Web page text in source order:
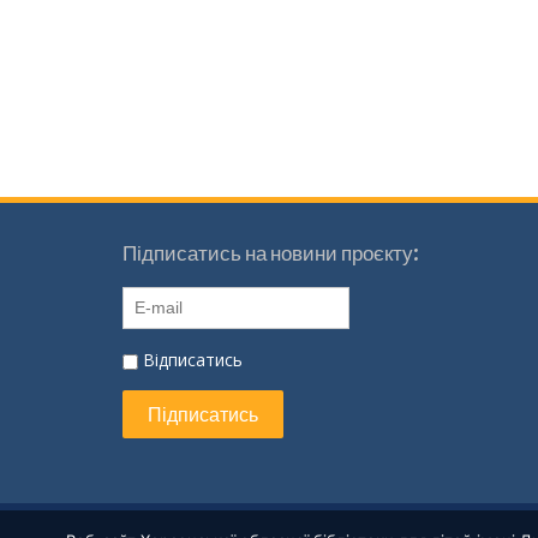
Підписатись на новини проєкту:
Відписатись